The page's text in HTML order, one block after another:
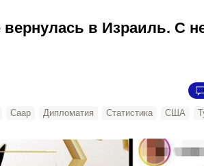
в Израиль. С
Саар Дипломатия Статистика США